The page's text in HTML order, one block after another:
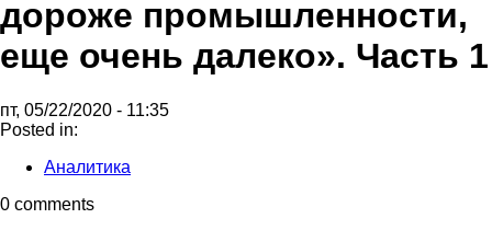
дороже промышленности,
еще очень далеко». Часть 1
пт, 05/22/2020 - 11:35
Posted in:
Аналитика
0 comments